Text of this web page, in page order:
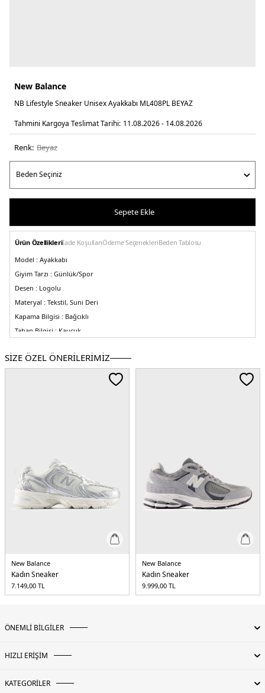
New Balance
NB Lifestyle Sneaker Unisex Ayakkabı ML408PL BEYAZ
Tahmini Kargoya Teslimat Tarihi: 11.08.2026 - 14.08.2026
Renk: beyaz
Sepete Ekle
Ürün Özellikleriİade KoşullarıÖdeme SeçenekleriBeden Tablosu
Model : Ayakkabı
Giyim Tarzı : Günlük/Spor
Desen : Logolu
Materyal : Tekstil, Suni Deri
Kapama Bilgisi : Bağcıklı
Taban Bilgisi : Kauçuk
Kadın
SİZE ÖZEL ÖNERİLERİMİZ
New Balance
Kadın Sneaker
7.149,00 TL
New Balance
Kadın Sneaker
9.999,00 TL
ÖNEMLİ BİLGİLER
HIZLI ERİŞİM
KATEGORİLER